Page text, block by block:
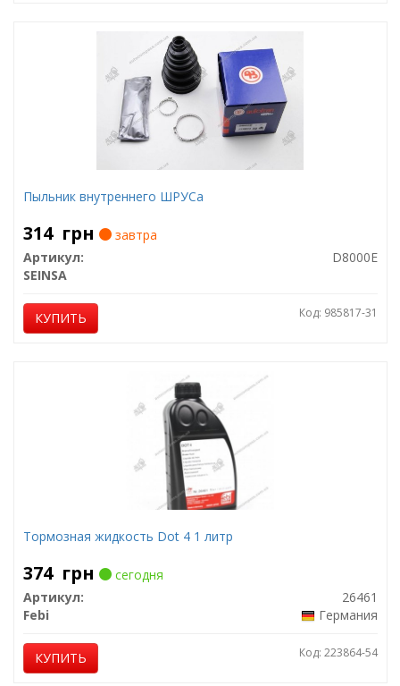
Пыльник внутреннего ШРУСа
314 грн
завтра
Артикул:
D8000E
SEINSA
КУПИТЬ Код: 985817-31
Тормозная жидкость Dot 4 1 литр
374 грн
сегодня
Артикул:
26461
Febi
Германия
КУПИТЬ Код: 223864-54